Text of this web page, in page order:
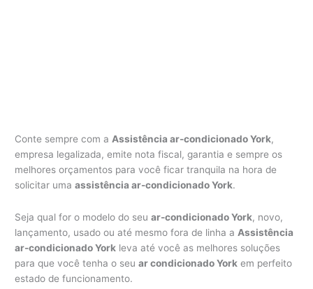
Conte sempre com aAssistência ar-condicionado York,
empresa legalizada, emite nota fiscal, garantia e sempre os
melhores orçamentos para você ficar tranquila na hora de
solicitar umaassistência ar-condicionado York.
Seja qual for o modelo do seuar-condicionado York, novo,
lançamento, usado ou até mesmo fora de linha aAssistência
ar-condicionado York leva até você as melhores soluções
para que você tenha o seuar condicionado York em perfeito
estado de funcionamento.